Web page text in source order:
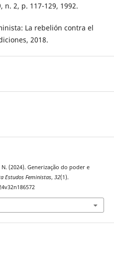
n. 2, p. 117-129, 1992.
La rebelión contra el
2018.
(2024). Generização do poder e
Estudos Feministas, 32(1).